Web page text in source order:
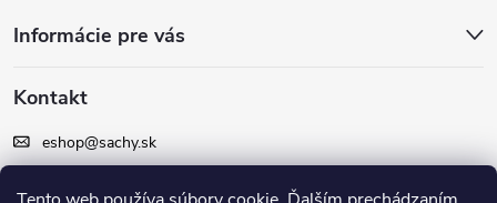
p
ä
Informácie pre vás
Kontakt
eshop@sachy.sk